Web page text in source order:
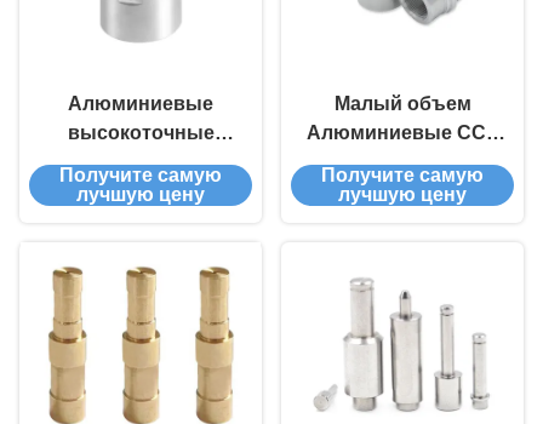
Алюминиевые
высокоточные
услуги по
обращению с
Получите самую
лучшую цену
Малый объем
Алюминиевые ССК
Свернутые части
Точные ССК Бурные
Получите самую
лучшую цену